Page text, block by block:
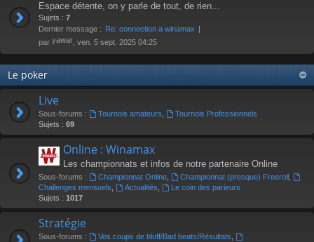
Espace détente, on y parle de tout, de rien...
Sujets : 7
Dernier message : Re: connection a winamax
par yawar , ven. 5 sept. 2025 04:25
Le poker
Live
Sous-forums : Tournois amateurs
Tournois Professionnels
Sujets : 69
Online : Winamax
Les championnats et infos de notre partenaire Online
Sous-forums : Championnat Online, Championnat (presque) Freeroll,
Challenges mensuels
Actualités
Le coin des parieurs
Sujets : 1017
Stratégie
Sous-forums : Vos coups de bluff/Bad beats/Résultats